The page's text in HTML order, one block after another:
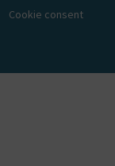
Cookie consent